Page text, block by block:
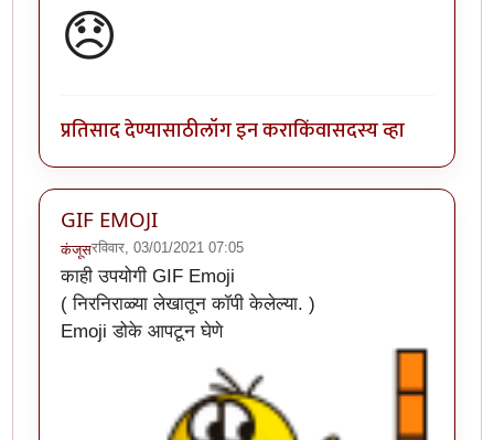
😞
प्रतिसाद देण्यासाठीलॉग इन कराकिंवासदस्य व्हा
GIF EMOJI
कंजूसरविवार, 03/01/2021 07:05
काही उपयोगी GIF Emoji
( निरनिराळ्या लेखातून कॉपी केलेल्या. )
Emoji डोके आपटून घेणे